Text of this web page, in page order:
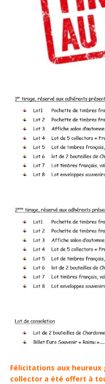
Félicitations aux
collector a été offert à